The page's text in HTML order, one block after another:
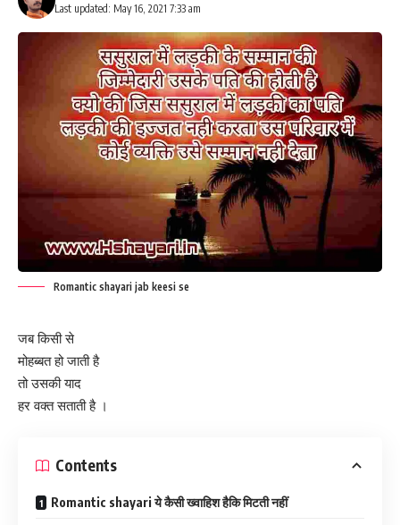
Last updated: May 16, 2021 7:33 am
Romantic shayari jab keesi se
जब किसी से
मोहब्बत हो जाती है
तो उसकी याद
हर वक्त सताती है ।
Contents
Romantic shayari ये कैसी ख्वाहिश हैकि मिटती नहीं